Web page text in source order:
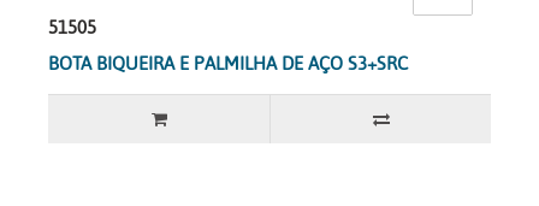
51505
BOTA BIQUEIRA E PALMILHA DE AÇO S3+SRC